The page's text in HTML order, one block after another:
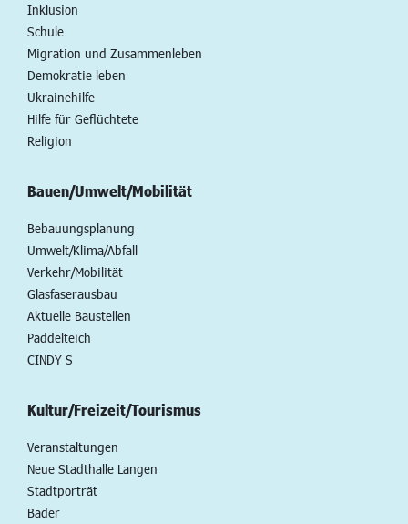
Inklusion
Schule
Migration und Zusammenleben
Demokratie leben
Ukrainehilfe
Hilfe für Geflüchtete
Religion
Bauen/Umwelt/Mobilität
Bebauungsplanung
Umwelt/Klima/Abfall
Verkehr/Mobilität
Glasfaserausbau
Aktuelle Baustellen
Paddelteich
CINDY S
Kultur/Freizeit/Tourismus
Veranstaltungen
Neue Stadthalle Langen
Stadtporträt
Bäder